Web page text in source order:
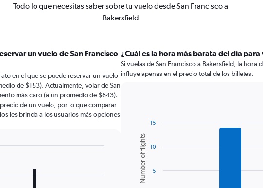
Todo lo que necesitas saber sobre tu vuelo desde San Francisco a
Bakersfield
un vuelo de San Francisco
en el que se puede reservar un vuelo
de $153). Actualmente, volar de San
más caro (a un promedio de $843).
de un vuelo, por lo que comparar
les brinda a los usuarios más opciones
¿Cuál es la hora más barata del día para
Si vuelas de San Francisco a Bakersfield, la hora
influye apenas en el precio total de los billetes.
chart
with
bars.
The
Chart
graphic.
Number of flights 5
10
15